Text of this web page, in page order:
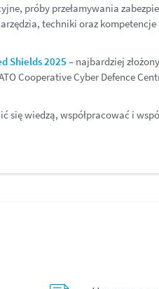
próby przełamywania
techniki oraz kompetencje
Shields 2025 – najbardziej
Cooperative Cyber Defence
się wiedzą, współpracować i